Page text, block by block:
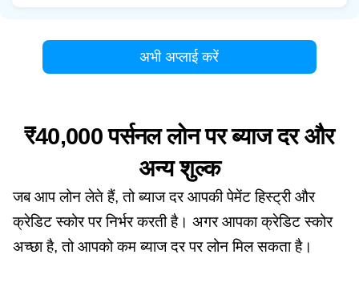
अभी अप्लाई करें
₹40,000 पर्सनल लोन पर ब्याज दर और
अन्य शुल्क
जब आप लोन लेते हैं, तो ब्याज दर आपकी पेमेंट हिस्ट्री और
क्रेडिट स्कोर पर निर्भर करती है। अगर आपका क्रेडिट स्कोर
अच्छा है, तो आपको कम ब्याज दर पर लोन मिल सकता है।